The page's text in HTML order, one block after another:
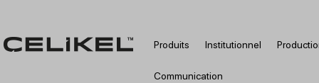
Produits Institutionnel
Communication